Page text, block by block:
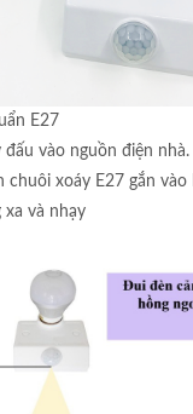
E27
đấu vào nguồn điện
chuôi xoáy E27 gắn vào
xa và nhạy